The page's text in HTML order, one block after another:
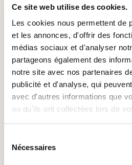
Ce site web utilise des cookies.
Les cookies nous permettent de
et les annonces, d'offrir des
médias sociaux et d'analyser
partageons également des
notre site avec nos partenaires
publicité et d'analyse, qui
avec d'autres informations que
ou qu'ils ont collectées lors de
Nécessaires
Dans le cadre de missions en
Il y a 3 mois
PEINTRE INTÉRIEUR
De 17 à 22 euros par heure